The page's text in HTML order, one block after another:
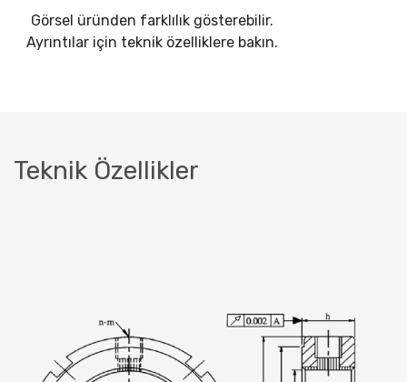
Görsel üründen farklılık gösterebilir.
Ayrıntılar için teknik özelliklere bakın.
Teknik Özellikler